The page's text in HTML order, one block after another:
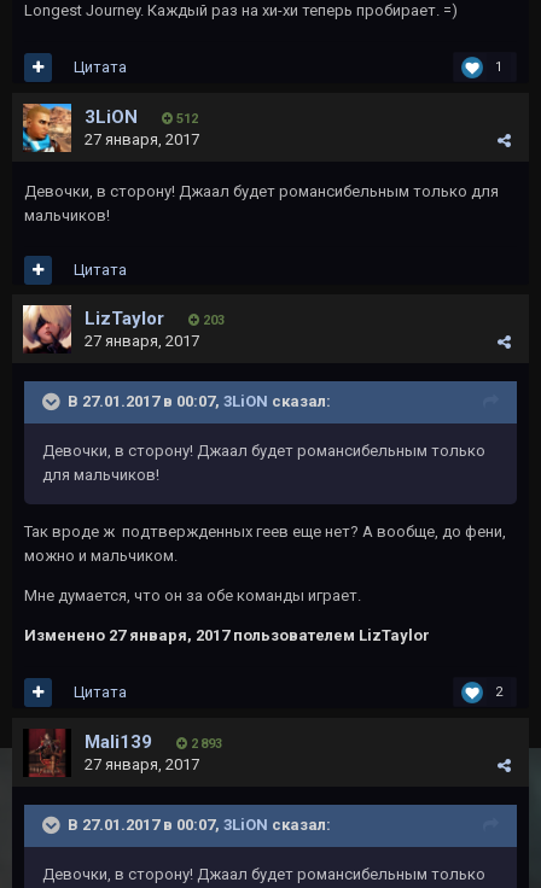
Longest Journey. Каждый раз на хи-хи теперь пробирает. =)
1
Цитата
3LiON 512
27 января, 2017
Девочки, в сторону! Джаал будет романсибельным только для
мальчиков!
Цитата
LizTaylor 203
27 января, 2017
В 27.01.2017 в 00:07, 3LiON сказал:
Девочки, в сторону! Джаал будет романсибельным только
для мальчиков!
Так вроде ж подтвержденных геев еще нет? А вообще, до фени,
можно и мальчиком.
Мне думается, что он за обе команды играет.
Изменено 27 января, 2017пользователем LizTaylor
2
Цитата
Mali139 2 893
27 января, 2017
В 27.01.2017 в 00:07, 3LiON сказал:
Девочки, в сторону! Джаал будет романсибельным только